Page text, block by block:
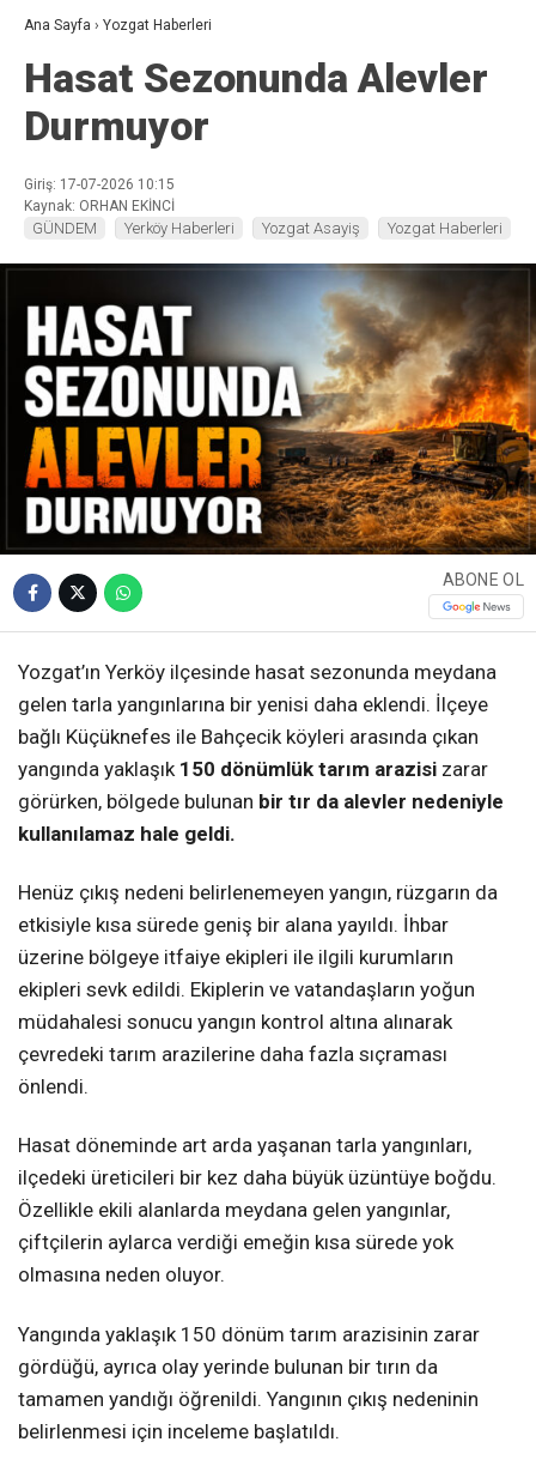
Ana Sayfa › Yozgat Haberleri
Hasat Sezonunda Alevler
Durmuyor
Giriş: 17-07-2026 10:15
Kaynak: ORHAN EKİNCİ
GÜNDEM Yerköy Haberleri Yozgat Asayiş Yozgat Haberleri
ABONE OL
Yozgat’ın Yerköy ilçesinde hasat sezonunda meydana
gelen tarla yangınlarına bir yenisi daha eklendi. İlçeye
bağlı Küçüknefes ile Bahçecik köyleri arasında çıkan
yangında yaklaşık 150 dönümlük tarım arazisi zarar
görürken, bölgede bulunan bir tır da alevler nedeniyle
kullanılamaz hale geldi.
Henüz çıkış nedeni belirlenemeyen yangın, rüzgarın da
etkisiyle kısa sürede geniş bir alana yayıldı. İhbar
üzerine bölgeye itfaiye ekipleri ile ilgili kurumların
ekipleri sevk edildi. Ekiplerin ve vatandaşların yoğun
müdahalesi sonucu yangın kontrol altına alınarak
çevredeki tarım arazilerine daha fazla sıçraması
önlendi.
Hasat döneminde art arda yaşanan tarla yangınları,
ilçedeki üreticileri bir kez daha büyük üzüntüye boğdu.
Özellikle ekili alanlarda meydana gelen yangınlar,
çiftçilerin aylarca verdiği emeğin kısa sürede yok
olmasına neden oluyor.
Yangında yaklaşık 150 dönüm tarım arazisinin zarar
gördüğü, ayrıca olay yerinde bulunan bir tırın da
tamamen yandığı öğrenildi. Yangının çıkış nedeninin
belirlenmesi için inceleme başlatıldı.